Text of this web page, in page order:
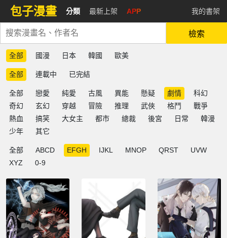
包子漫畫 分類 最新上架 APP 我的書架
檢索
全部 國漫 日本 韓國 歐美
全部 連載中 已完結
全部 戀愛 純愛 古風 異能 懸疑 劇情
科幻
奇幻
玄幻 穿越 冒險 推理 武俠 格鬥
戰爭
熱血
搞笑 大女主 都市 總裁 後宮 日常
韓漫
少年
其它
全部 ABCD EFGH IJKL MNOP QRST
UVW
XYZ
0-9